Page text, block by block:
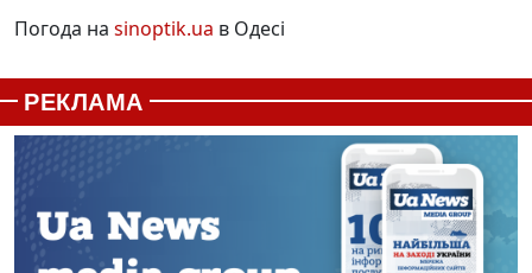
Погода на sinoptik.ua в Одесі
РЕКЛАМА